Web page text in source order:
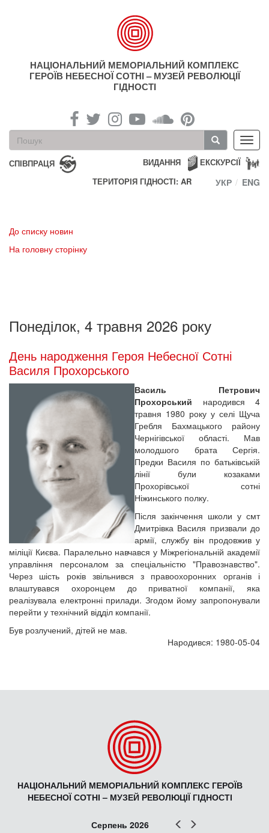
НАЦІОНАЛЬНИЙ МЕМОРІАЛЬНИЙ КОМПЛЕКС
ГЕРОЇВ НЕБЕСНОЇ СОТНІ – МУЗЕЙ РЕВОЛЮЦІЇ
ГІДНОСТІ
Пошукова
форма
Пошук
СПІВПРАЦЯ ЕКСКУРСІЇ
ВИДАННЯ
ТЕРИТОРІЯ ГІДНОСТІ: AR
УКР ENG
До списку новин
На головну сторінку
Понеділок, 4 травня 2026 року
День народження Героя Небесної Сотні
Василя Прохорського
Василь Петрович
Прохорський народився 4
травня 1980 року у селі Щуча
Гребля Бахмацького району
Чернігівської області. Мав
молодшого брата Сергія.
Предки Василя по батьківській
лінії були козаками
Прохорівської сотні
Ніжинського полку.
Після закінчення школи у смт
Дмитрівка Василя призвали до
армії, службу він продовжив у
міліції Києва. Паралельно навчався у Міжрегіональній академії
управління персоналом за спеціальністю "Правознавство".
Через шість років звільнився з правоохоронних органів і
влаштувався охоронцем до приватної компанії, яка
реалізувала електронні прилади. Згодом йому запропонували
перейти у технічний відділ компанії.
Був розлучений, дітей не мав.
Народився: 1980-05-04
НАЦІОНАЛЬНИЙ МЕМОРІАЛЬНИЙ КОМПЛЕКС ГЕРОЇВ
НЕБЕСНОЇ СОТНІ – МУЗЕЙ РЕВОЛЮЦІЇ ГІДНОСТІ
Попер
Серпень 2026